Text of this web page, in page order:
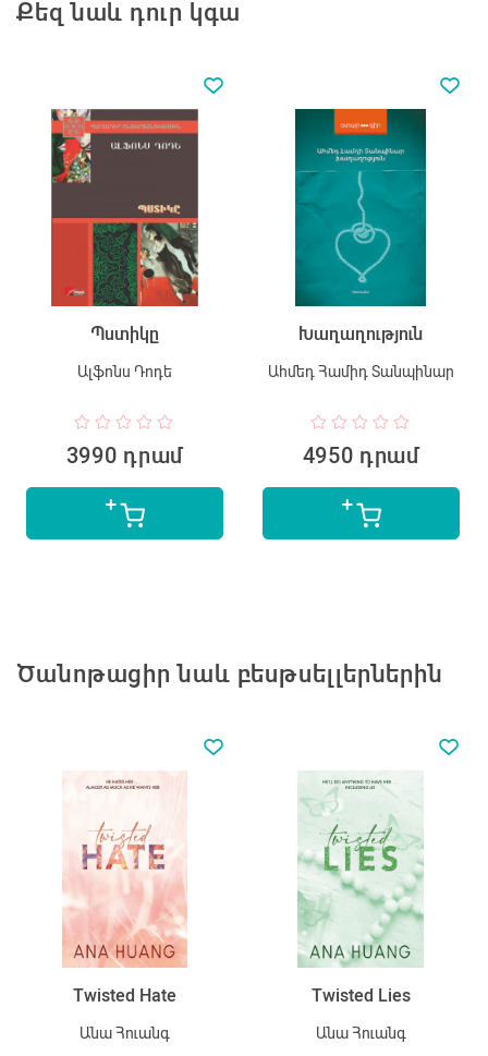
Քեզ նաև դուր կգա
Պստիկը
Ալֆոնս Դոդե
3990 դրամ
Խաղաղություն
Ահմեդ Համիդ Տանպինար
4950 դրամ
Ծանոթացիր նաև բեսթսելլերներին
Twisted Hate
Անա Հուանգ
Twisted Lies
Անա Հուանգ